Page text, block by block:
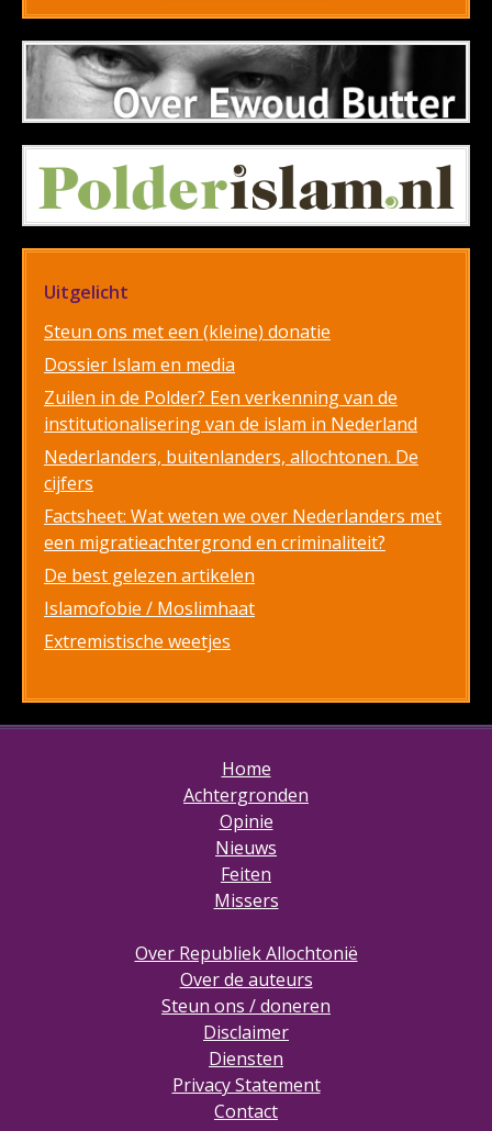
Uitgelicht
Steun ons met een (kleine) donatie
Dossier Islam en media
Zuilen in de Polder? Een verkenning van de
institutionalisering van de islam in Nederland
Nederlanders, buitenlanders, allochtonen. De
cijfers
Factsheet: Wat weten we over Nederlanders met
een migratieachtergrond en criminaliteit?
De best gelezen artikelen
Islamofobie / Moslimhaat
Extremistische weetjes
Home
Achtergronden
Opinie
Nieuws
Feiten
Missers
Over Republiek Allochtonië
Over de auteurs
Steun ons / doneren
Disclaimer
Diensten
Privacy Statement
Contact